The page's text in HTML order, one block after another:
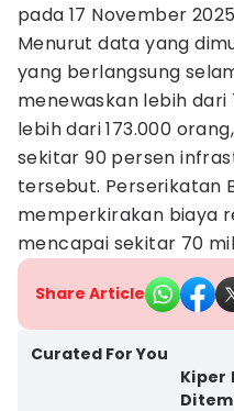
pada 17 November
Menurut data yang
yang berlangsung
menewaskan lebih dari
lebih dari 173.000
sekitar 90 persen
tersebut. Perserikatan
memperkirakan biaya
mencapai sekitar 70
Share Article
Curated For You
Kiper